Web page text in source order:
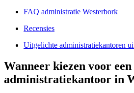
FAQ administratie Westerbork
Recensies
Uitgelichte administratiekantoren
Wanneer kiezen voor een
administratiekantoor in